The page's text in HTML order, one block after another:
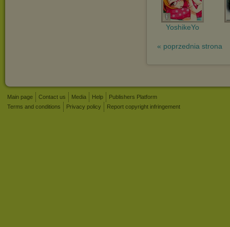
YoshikeYo
« poprzednia strona
Main page Contact us Media Help
Publishers Platform
Terms and conditions
Privacy policy Report copyright infringement